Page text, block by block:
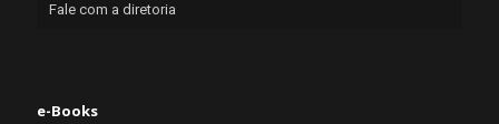
Fale com a diretoria
e-Books